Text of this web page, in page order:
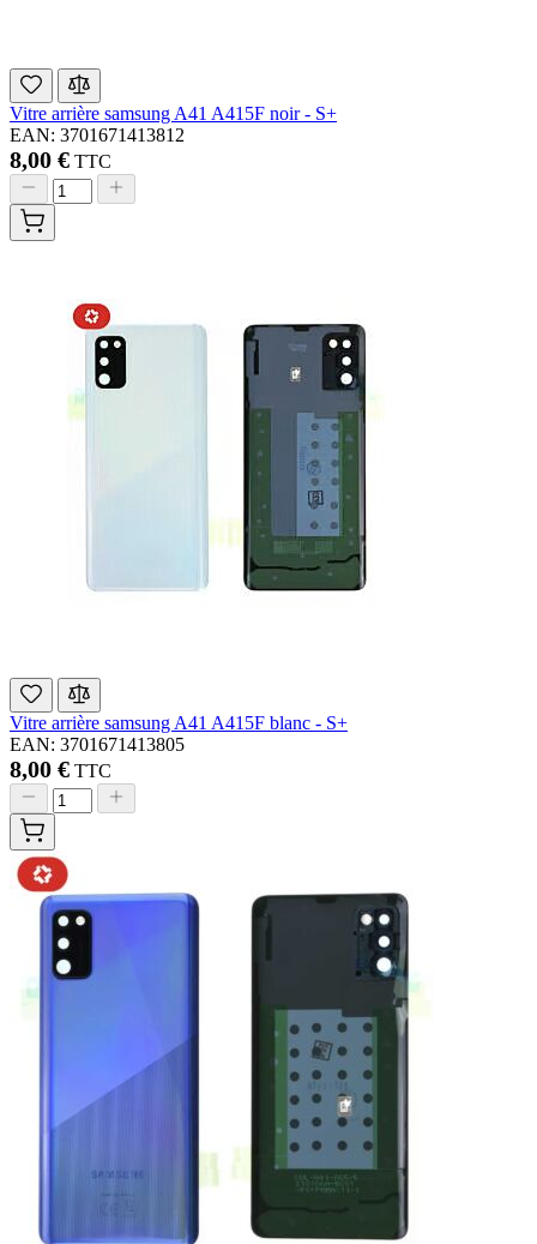
Vitre arrière samsung A41 A415F noir - S+
EAN: 3701671413812
8,00 € TTC
Vitre arrière samsung A41 A415F blanc - S+
EAN: 3701671413805
8,00 € TTC